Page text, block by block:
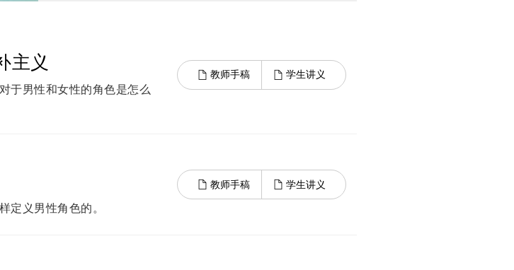
主义
于男性和女性的角色是怎么
教师手稿 学生讲义
定义男性角色的。
教师手稿 学生讲义